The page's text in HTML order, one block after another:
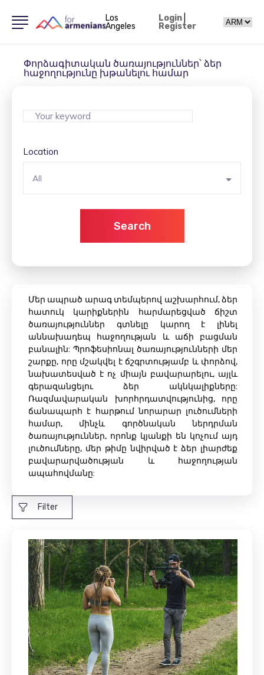
Los
Angeles
Login|
Register
Փորձագիտական ​​ծառայություններ՝ ձեր
հաջողությունը խթանելու համար
Location
All
Search
Մեր ապրած արագ տեմպերով աշխարհում, ձեր
հատուկ կարիքներին հարմարեցված ճիշտ
ծառայություններ գտնելը կարող է լինել
աննախադեպ հաջողության և աճի բացման
բանալին: Պրոֆեսիոնալ ծառայությունների մեր
շարքը, որը մշակվել է ճշգրտությամբ և փորձով,
նախատեսված է ոչ միայն բավարարելու, այլև
գերազանցելու ձեր ակնկալիքները:
Ռազմավարական խորհրդատվությունից, որը
ճանապարհ է հարթում նորարար լուծումների
համար, մինչև գործնական ներդրման
ծառայություններ, որոնք կյանքի են կոչում այդ
լուծումները, մեր թիմը նվիրված է ձեր լիարժեք
բավարարվածության և հաջողության
ապահովմանը:
Filter